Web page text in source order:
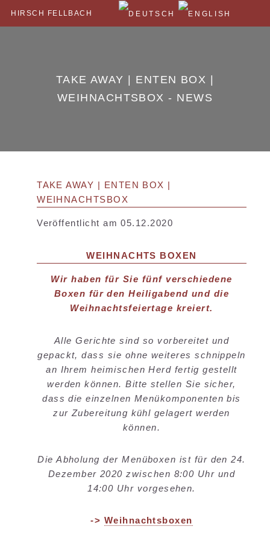
HIRSCH FELLBACH
TAKE AWAY | ENTEN BOX |
WEIHNACHTSBOX - NEWS
TAKE AWAY | ENTEN BOX |
WEIHNACHTSBOX
Veröffentlicht am 05.12.2020
WEIHNACHTS BOXEN
Wir haben für Sie fünf verschiedene
Boxen für den Heiligabend und die
Weihnachtsfeiertage kreiert.
Alle Gerichte sind so vorbereitet und
gepackt, dass sie ohne weiteres schnippeln
an Ihrem heimischen Herd fertig gestellt
werden können.Bitte stellen Sie sicher,
dass die einzelnen Menükomponenten bis
zur Zubereitung kühl gelagert werden
können.
Die Abholung der Menüboxen ist für den 24.
Dezember 2020 zwischen 8:00 Uhr und
14:00 Uhr vorgesehen.
-> Weihnachtsboxen